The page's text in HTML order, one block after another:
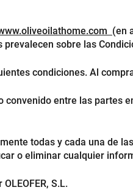
(en
sobre las
condiciones. Al
entre las partes
todas y cada una de
o eliminar cualquier
S.L.